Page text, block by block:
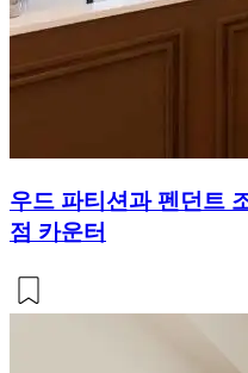
우드 파티션과 펜던트
점 카운터